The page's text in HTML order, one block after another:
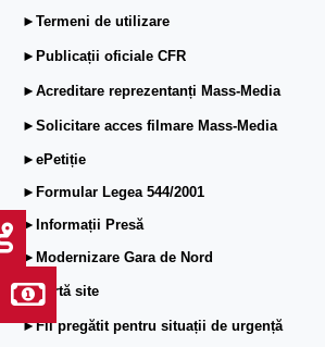
►Termeni de utilizare
►Publicații oficiale CFR
►Acreditare reprezentanți Mass-Media
►Solicitare acces filmare Mass-Media
►ePetiție
►Formular Legea 544/2001
►Informații Presă
►Modernizare Gara de Nord
►Hartă site
►Fii pregătit pentru situații de urgență